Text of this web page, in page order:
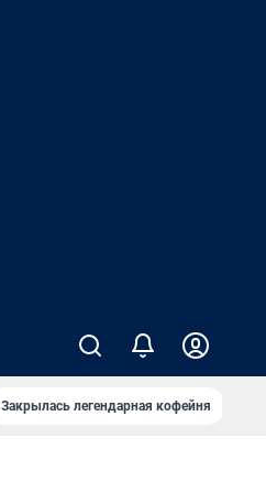
Закрылась легендарная кофейня